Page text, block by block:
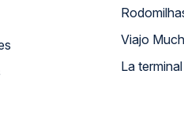
Viajo